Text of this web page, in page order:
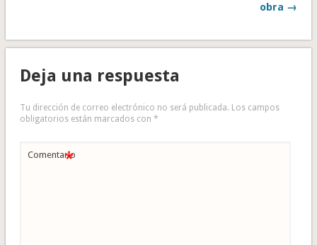
obra →
Deja una respuesta
Tu dirección de correo electrónico no será publicada. Los campos
obligatorios están marcados con *
Comentario
*